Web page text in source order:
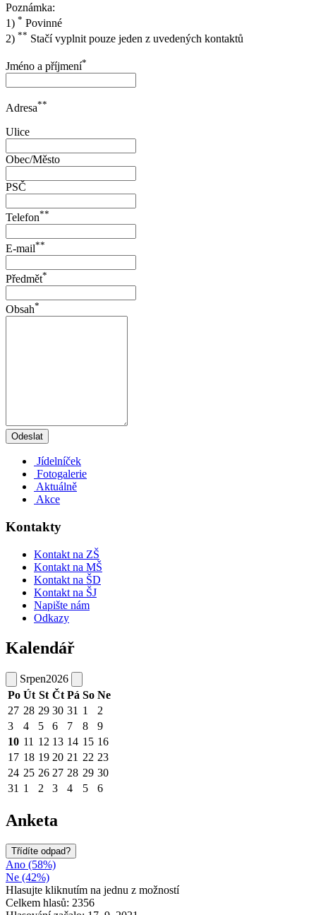
Poznámka:
1) * Povinné
2) ** Stačí vyplnit pouze jeden z uvedených kontaktů
Jméno a příjmení*
Adresa**
Ulice
Obec/Město
PSČ
Telefon**
E-mail**
Předmět*
Obsah*
Odeslat
Jídelníček
Fotogalerie
Aktuálně
Akce
Kontakty
Kontakt na ZŠ
Kontakt na MŠ
Kontakt na ŠD
Kontakt na ŠJ
Napište nám
Odkazy
Kalendář
Srpen2026
Po Út St Čt Pá So Ne
27 28 29 30 31 1
2
3
4 5 6 7 8
9
10 11 12 13 14 15 16
17 18 19 20 21 22 23
24 25 26 27 28 29 30
31 1 2 3 4 5 6
Anketa
Třídíte odpad?
Ano (58%)
Ne (42%)
Hlasujte kliknutím na jednu z možností
Celkem hlasů: 2356